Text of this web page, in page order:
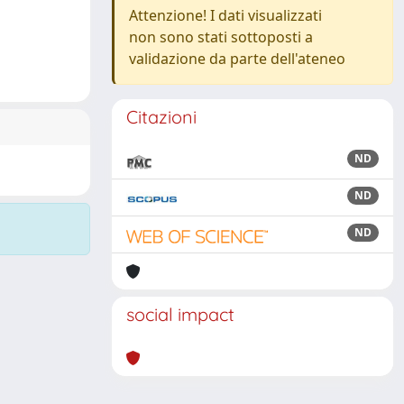
Attenzione! I dati visualizzati
non sono stati sottoposti a
validazione da parte dell'ateneo
Citazioni
ND
ND
ND
social impact